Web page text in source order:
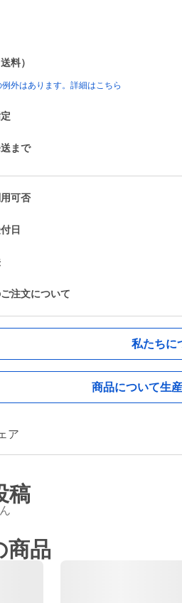
料）
外はあります。詳細はこちら
まで
可否
日
注文について
私たちに
商品について生
ア
稿
商品